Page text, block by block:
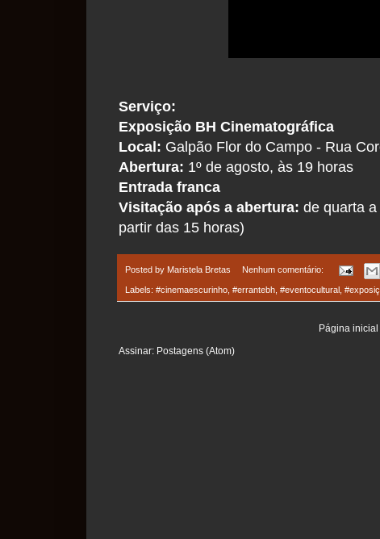
Serviço:
Exposição BH Cinematográfica
Local: Galpão Flor do Campo - Rua
Abertura: 1º de agosto, às 19 horas
Entrada franca
Visitação após a abertura: de quarta
partir das 15 horas)
Posted by Maristela Bretas Nenhum comentário:
Labels: #cinemaescurinho #errantebh #eventocultural
Página inicial
Assinar: Postagens (Atom)